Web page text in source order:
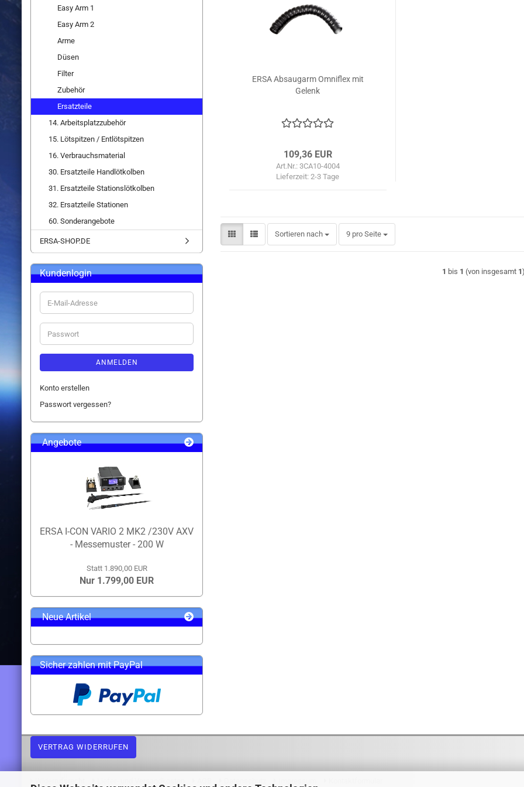
ERSA Absaugarm Omniflex mit
Gelenk
109,36 EUR
Art.Nr.: 3CA10-4004
Lieferzeit:2-3 Tage
Sortieren nach
Sortieren nach 9 pro Seite
pro Seite
1 bis 1 (von insgesamt 1
Easy Arm 1
Easy Arm 2
Arme
Düsen
Filter
Zubehör
Ersatzteile
14. Arbeitsplatzzubehör
15. Lötspitzen / Entlötspitzen
16. Verbrauchsmaterial
30. Ersatzteile Handlötkolben
31. Ersatzteile Stationslötkolben
32. Ersatzteile Stationen
60. Sonderangebote
ERSA-SHOP.DE
Kundenlogin
E-
Mail-
Adresse
Passwort
ANMELDEN
Konto erstellen
Passwort vergessen?
Angebote
ERSA I-CON VARIO 2 MK2 /230V AXV
- Messemuster - 200 W
Statt 1.890,00 EUR
Nur 1.799,00 EUR
Neue Artikel
Sicher zahlen mit PayPal
VERTRAG WIDERRUFEN